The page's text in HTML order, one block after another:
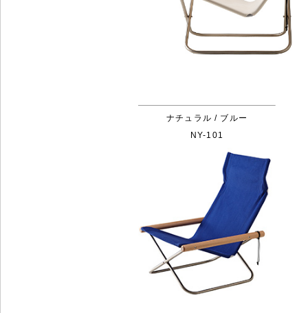
ナチュラル / ブルー
NY-101